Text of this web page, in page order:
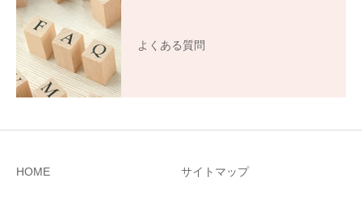
よくある質問
HOME サイトマップ